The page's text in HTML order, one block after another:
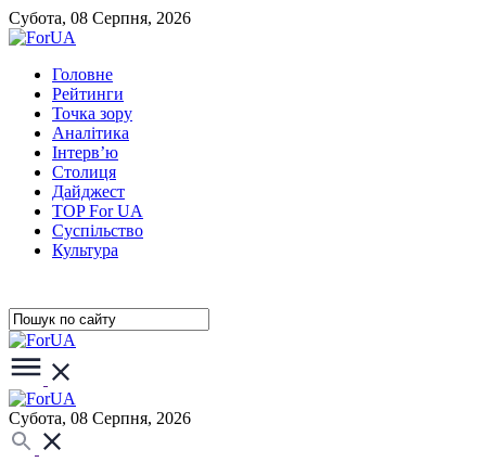
Субота, 08 Серпня, 2026
Головне
Рейтинги
Точка зору
Аналітика
Інтерв’ю
Столиця
Дайджест
TOP For UA
Суспiльство
Культура
Субота, 08 Серпня, 2026